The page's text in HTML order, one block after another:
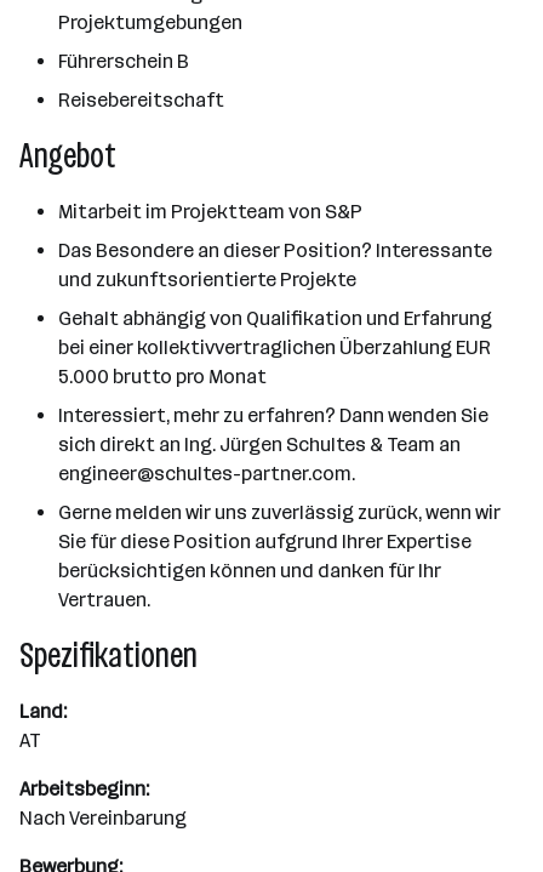
Projektumgebungen
Führerschein B
Reisebereitschaft
Angebot
Mitarbeit im Projektteam von S&P
Das Besondere an dieser Position? Interessante
und zukunftsorientierte Projekte
Gehalt abhängig von Qualifikation und Erfahrung
bei einer kollektivvertraglichen Überzahlung EUR
5.000 brutto pro Monat
Interessiert, mehr zu erfahren? Dann wenden Sie
sich direkt an Ing. Jürgen Schultes & Team an
engineer@schultes-partner.com.
Gerne melden wir uns zuverlässig zurück, wenn wir
Sie für diese Position aufgrund Ihrer Expertise
berücksichtigen können und danken für Ihr
Vertrauen.
Spezifikationen
Land:
AT
Arbeitsbeginn:
Nach Vereinbarung
Bewerbung: